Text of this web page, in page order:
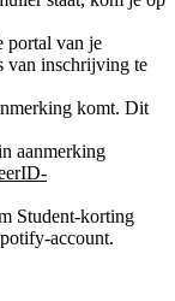
portal van je
van inschrijving te
komt. Dit
aanmerking
Student-korting
account.